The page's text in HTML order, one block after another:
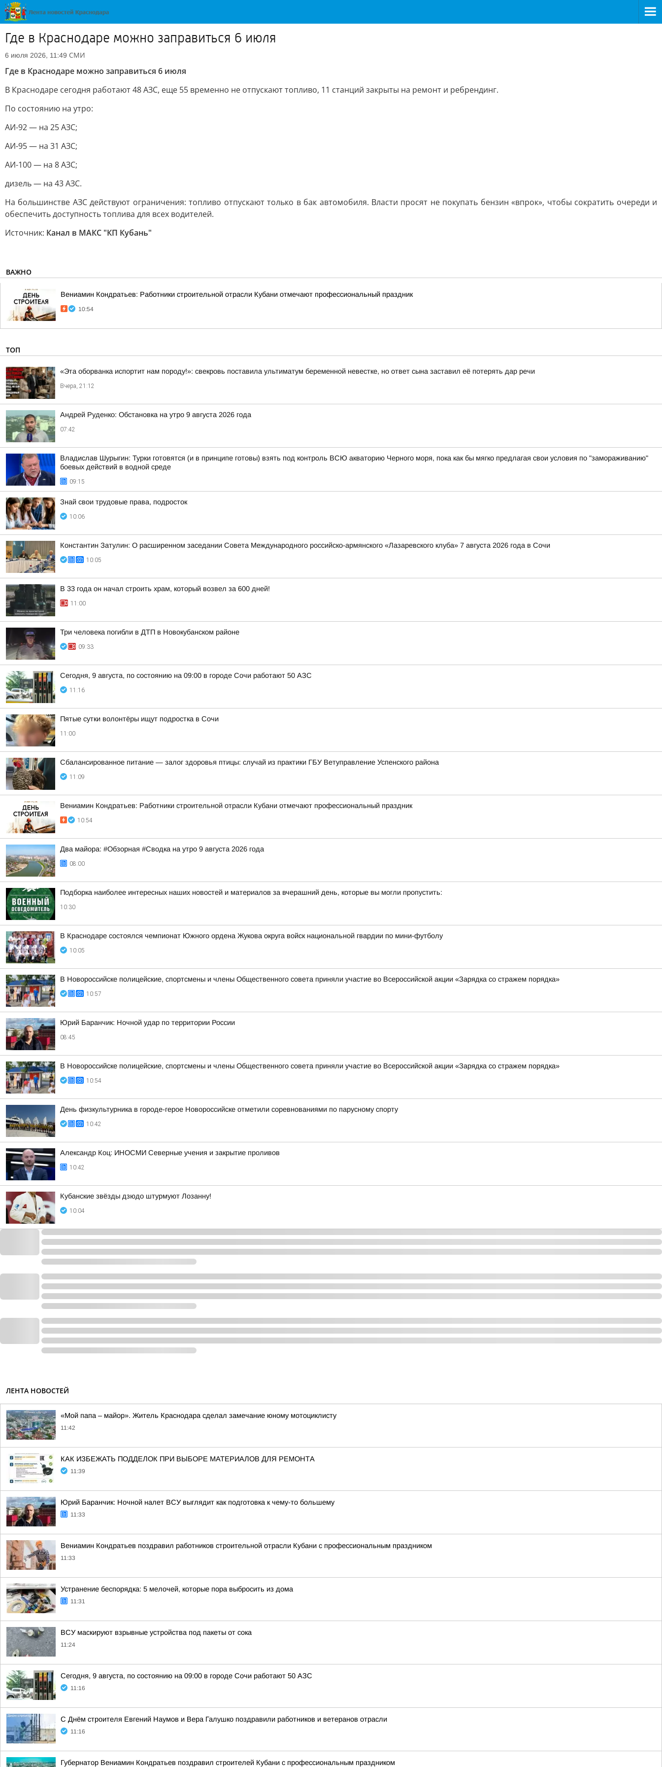
Где в Краснодаре можно заправиться 6 июля
6 июля 2026, 11:49 СМИ
Где в Краснодаре можно заправиться 6 июля
В Краснодаре сегодня работают 48 АЗС, еще 55 временно не отпускают топливо, 11 станций закрыты на ремонт и ребрендинг.
По состоянию на утро:
АИ-92 — на 25 АЗС;
АИ-95 — на 31 АЗС;
АИ-100 — на 8 АЗС;
дизель — на 43 АЗС.
На большинстве АЗС действуют ограничения: топливо отпускают только в бак автомобиля. Власти просят не покупать бензин «впрок», чтобы сократить очереди и
обеспечить доступность топлива для всех водителей.
Источник: Канал в МАКС "КП Кубань"
ВАЖНО
Вениамин Кондратьев: Работники строительной отрасли Кубани отмечают профессиональный праздник
10:54
ТОП
«Эта оборванка испортит нам породу!»: свекровь поставила ультиматум беременной невестке, но ответ сына заставил её потерять дар речи
Вчера, 21:12
Андрей Руденко: Обстановка на утро 9 августа 2026 года
07:42
Владислав Шурыгин: Турки готовятся (и в принципе готовы) взять под контроль ВСЮ акваторию Черного моря, пока как бы мягко предлагая свои условия по "замораживанию"
боевых действий в водной среде
09:15
Знай свои трудовые права, подросток
10:06
Константин Затулин: О расширенном заседании Совета Международного российско-армянского «Лазаревского клуба» 7 августа 2026 года в Сочи
10:05
В 33 года он начал строить храм, который возвел за 600 дней!
11:00
Три человека погибли в ДТП в Новокубанском районе
09:33
Сегодня, 9 августа, по состоянию на 09:00 в городе Сочи работают 50 АЗС
11:16
Пятые сутки волонтёры ищут подростка в Сочи
11:00
Сбалансированное питание — залог здоровья птицы: случай из практики ГБУ Ветуправление Успенского района
11:09
Вениамин Кондратьев: Работники строительной отрасли Кубани отмечают профессиональный праздник
10:54
Два майора: #Обзорная #Сводка на утро 9 августа 2026 года
08:00
Подборка наиболее интересных наших новостей и материалов за вчерашний день, которые вы могли пропустить:
10:30
В Краснодаре состоялся чемпионат Южного ордена Жукова округа войск национальной гвардии по мини-футболу
10:05
В Новороссийске полицейские, спортсмены и члены Общественного совета приняли участие во Всероссийской акции «Зарядка со стражем порядка»
10:57
Юрий Баранчик: Ночной удар по территории России
08:45
В Новороссийске полицейские, спортсмены и члены Общественного совета приняли участие во Всероссийской акции «Зарядка со стражем порядка»
10:54
День физкультурника в городе-герое Новороссийске отметили соревнованиями по парусному спорту
10:42
Александр Коц: ИНОСМИ Северные учения и закрытие проливов
10:42
Кубанские звёзды дзюдо штурмуют Лозанну!
10:04
ЛЕНТА НОВОСТЕЙ
«Мой папа – майор». Житель Краснодара сделал замечание юному мотоциклисту
11:42
КАК ИЗБЕЖАТЬ ПОДДЕЛОК ПРИ ВЫБОРЕ МАТЕРИАЛОВ ДЛЯ РЕМОНТА
11:39
Юрий Баранчик: Ночной налет ВСУ выглядит как подготовка к чему-то большему
11:33
Вениамин Кондратьев поздравил работников строительной отрасли Кубани с профессиональным праздником
11:33
Устранение беспорядка: 5 мелочей, которые пора выбросить из дома
11:31
ВСУ маскируют взрывные устройства под пакеты от сока
11:24
Сегодня, 9 августа, по состоянию на 09:00 в городе Сочи работают 50 АЗС
11:16
С Днём строителя Евгений Наумов и Вера Галушко поздравили работников и ветеранов отрасли
11:16
Губернатор Вениамин Кондратьев поздравил строителей Кубани с профессиональным праздником